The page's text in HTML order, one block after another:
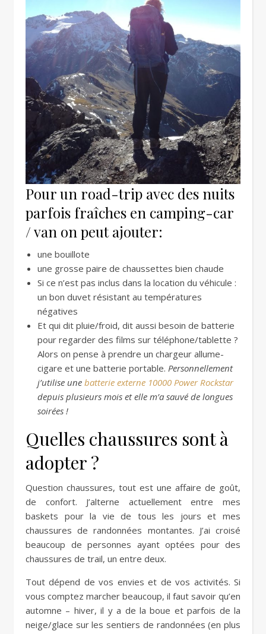
Pour un road-trip avec des nuits
parfois fraîches en camping-car
/ van on peut ajouter:
une bouillote
une grosse paire de chaussettes bien chaude
Si ce n’est pas inclus dans la location du véhicule :
un bon duvet résistant au températures
négatives
Et qui dit pluie/froid, dit aussi besoin de batterie
pour regarder des films sur téléphone/tablette ?
Alors on pense à prendre un chargeur allume-
cigare et une batterie portable. Personnellement
j’utilise une batterie externe 10000 Power Rockstar
depuis plusieurs mois et elle m’a sauvé de longues
soirées !
Quelles chaussures sont à
adopter ?
Question chaussures, tout est une affaire de goût,
de confort. J’alterne actuellement entre mes
baskets pour la vie de tous les jours et mes
chaussures de randonnées montantes. J’ai croisé
beaucoup de personnes ayant optées pour des
chaussures de trail, un entre deux.
Tout dépend de vos envies et de vos activités. Si
vous comptez marcher beaucoup, il faut savoir qu’en
automne – hiver, il y a de la boue et parfois de la
neige/glace sur les sentiers de randonnées (en plus